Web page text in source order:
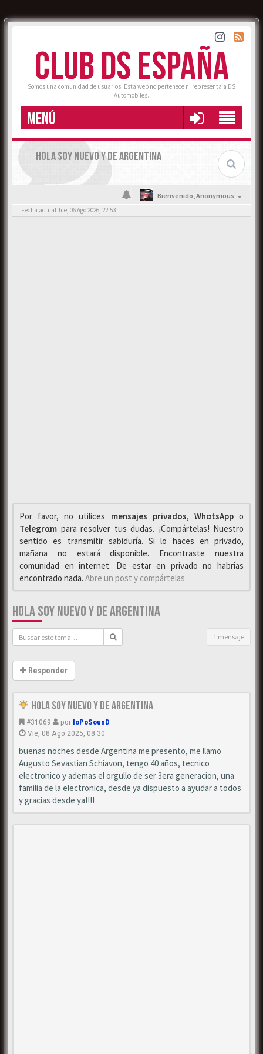
CLUB DS ESPAÑA
Somos una comunidad de usuarios. Esta web no pertenece ni representa a DS
Automobiles.
MENÚ
HOLA SOY NUEVO Y DE ARGENTINA
Bienvenido,Anonymous
Fecha actual Jue, 06 Ago 2026, 22:53
Por favor, no utilices mensajes privados, WhαtsAppo
Telegrαm para resolver tus dudas. ¡Compártelas! Nuestro
sentido es transmitir sabiduría. Si lo haces en privado,
mañana no estará disponible. Encontraste nuestra
comunidad en internet. De estar en privado no habrías
encontrado nada. Abre un post y compártelas
HOLA SOY NUEVO Y DE ARGENTINA
1 mensaje
Responder
Hola Soy Nuevo y de Argentina
#31069 por IoPoSounD
Vie, 08 Ago 2025, 08:30
buenas noches desde Argentina me presento, me llamo
Augusto Sevastian Schiavon, tengo 40 años, tecnico
electronico y ademas el orgullo de ser 3era generacion, una
familia de la electronica, desde ya dispuesto a ayudar a todos
y gracias desde ya!!!!